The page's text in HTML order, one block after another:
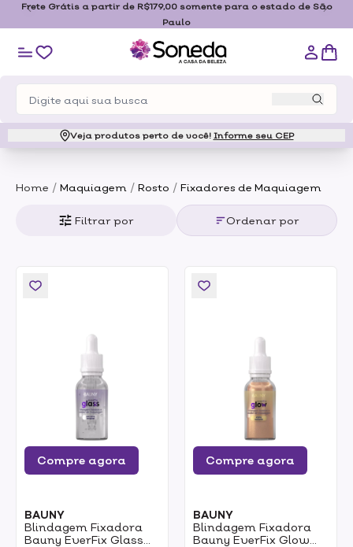
Frete Grátis a partir de R$179,00 somente para o estado de São
Paulo
Veja produtos perto de você! Informe seu CEP
Home / Maquiagem / Rosto / Fixadores de Maquiagem
Filtrar por Ordenar por
Compre agora
BAUNY
Blindagem Fixadora
Bauny EverFix Glass
Compre agora
BAUNY
Blindagem Fixadora
Bauny EverFix Glow